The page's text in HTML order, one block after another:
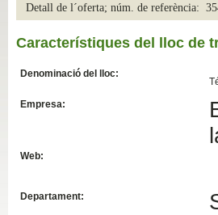
Detall de l´oferta; núm. de referència:
Característiques del lloc de
Denominació del lloc:
Empresa:
Web:
Departament: